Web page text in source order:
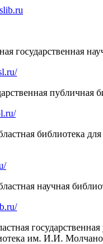
государственная
публичная
библиотека для
научная
им. И.И.